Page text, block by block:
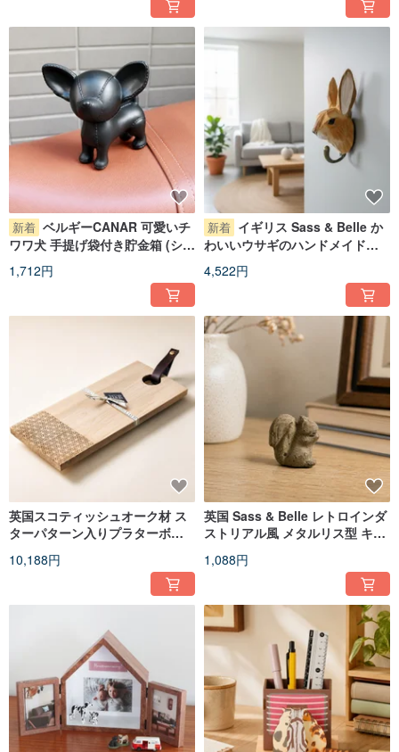
新着 ベルギーCANAR 可愛いチ
ワワ犬 手提げ袋付き貯金箱 (シッ
クブラック)
1,712円
新着 イギリス Sass & Belle か
わいいウサギのハンドメイド木
彫りフック
4,522円
英国スコティッシュオーク材 ス
ターパターン入りプラターボー
10,188円
英国 Sass & Belle レトロインダ
ストリアル風 メタルリス型 キャ
アノブ
1,088円